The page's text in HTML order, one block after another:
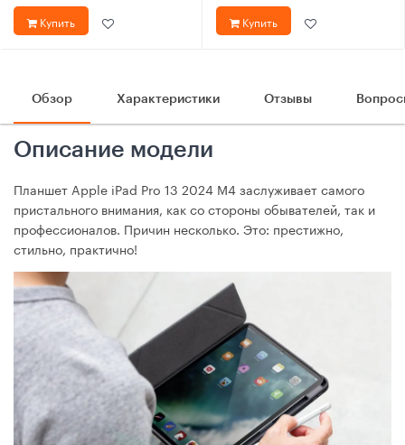
Купить Купить
Обзор Характеристики Отзывы
Описание модели
Планшет Apple iPad Pro 13 2024 М4 заслуживает самого
пристального внимания, как со стороны обывателей, так и
профессионалов. Причин несколько. Это: престижно,
стильно, практично!